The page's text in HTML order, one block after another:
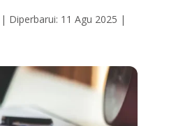
Diperbarui: 11 Agu 2025 |